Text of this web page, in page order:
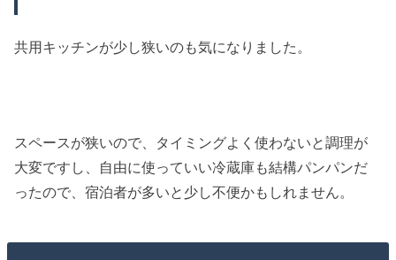
共用キッチンが少し狭いのも気になりました。
スペースが狭いので、タイミングよく使わないと調理が
大変ですし、自由に使っていい冷蔵庫も結構パンパンだ
ったので、宿泊者が多いと少し不便かもしれません。